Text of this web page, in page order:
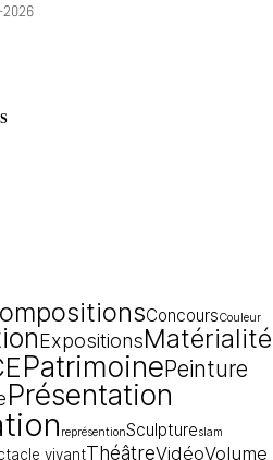
ConcoursCouleur
ExpositionsMatérialité
PatrimoinePeinture
Présentation
représentionSculptureslam
vivantThéâtreVidéoVolume